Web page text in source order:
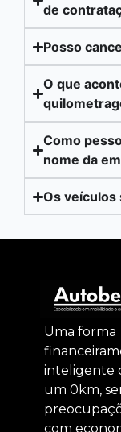
de
Posso
O que
Como
nome da
Os veículos
Uma forma
inteligente
um 0km,
com